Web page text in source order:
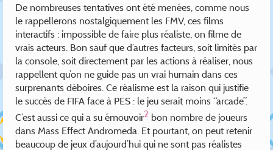
De nombreuses tentatives ont été menées, comme nous
le rappellerons nostalgiquement les FMV, ces films
interactifs : impossible de faire plus réaliste, on filme de
vrais acteurs. Bon sauf que d’autres facteurs, soit limités par
la console, soit directement par les actions à réaliser, nous
rappellent qu’on ne guide pas un vrai humain dans ces
surprenants déboires. Ce réalisme est la raison qui justifie
le succès de FIFA face à PES : le jeu serait moins “arcade”.
C’est aussi ce qui a su émouvoir2 bon nombre de joueurs
dans Mass Effect Andromeda. Et pourtant, on peut retenir
beaucoup de jeux d’aujourd’hui qui ne sont pas réalistes